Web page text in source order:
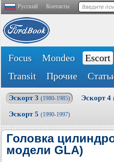
Русский Контакты
Focus Mondeo Escort
Transit
Прочие
Эскорт 3 (1980-1985) Эскорт 4
Эскорт 5 (1990-1997)
Головка
модели GLA)